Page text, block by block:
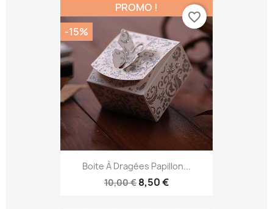
Boite À Dragées Papillon...
10,00 € 8,50 €
PROMO !
-15%
favorite_border